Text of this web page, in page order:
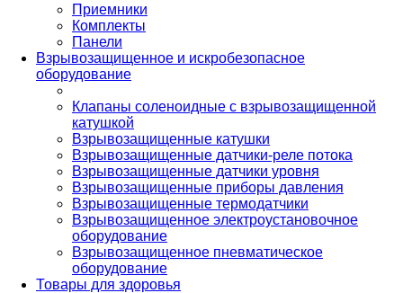
Приемники
Комплекты
Панели
Взрывозащищенное и искробезопасное
оборудование
Клапаны соленоидные с взрывозащищенной
катушкой
Взрывозащищенные катушки
Взрывозащищенные датчики-реле потока
Взрывозащищенные датчики уровня
Взрывозащищенные приборы давления
Взрывозащищенные термодатчики
Взрывозащищенное электроустановочное
оборудование
Взрывозащищенное пневматическое
оборудование
Товары для здоровья